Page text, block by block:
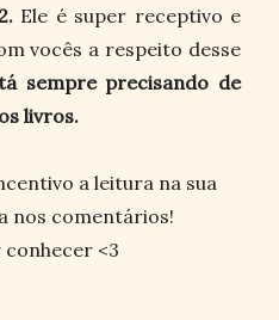
Ele é super receptivo e
vocês a respeito desse
sempre precisando de
livros.
a leitura na sua
nos comentários!
<3